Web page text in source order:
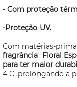
- Com proteção
-Proteção UV.
Com matérias-
fragrância Floral
para ter maior
4 C ,prolongando a